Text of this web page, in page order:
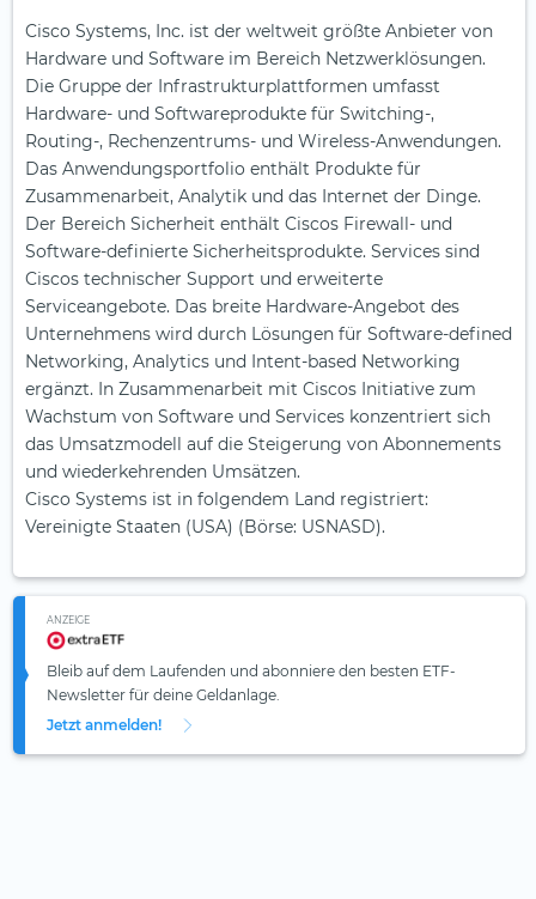
Cisco Systems, Inc. ist der weltweit größte Anbieter von
Hardware und Software im Bereich Netzwerklösungen.
Die Gruppe der Infrastrukturplattformen umfasst
Hardware- und Softwareprodukte für Switching-,
Routing-, Rechenzentrums- und Wireless-Anwendungen.
Das Anwendungsportfolio enthält Produkte für
Zusammenarbeit, Analytik und das Internet der Dinge.
Der Bereich Sicherheit enthält Ciscos Firewall- und
Software-definierte Sicherheitsprodukte. Services sind
Ciscos technischer Support und erweiterte
Serviceangebote. Das breite Hardware-Angebot des
Unternehmens wird durch Lösungen für Software-defined
Networking, Analytics und Intent-based Networking
ergänzt. In Zusammenarbeit mit Ciscos Initiative zum
Wachstum von Software und Services konzentriert sich
das Umsatzmodell auf die Steigerung von Abonnements
und wiederkehrenden Umsätzen.
Cisco Systems ist in folgendem Land registriert:
Vereinigte Staaten (USA) (Börse: USNASD).
ANZEIGE
Bleib auf dem Laufenden und abonniere den besten ETF-
Newsletter für deine Geldanlage.
Jetzt anmelden!